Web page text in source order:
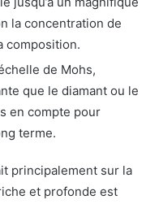
la concentration de
composition.
de Mohs,
que le diamant ou le
en compte pour
terme.
principalement sur la
et profonde est